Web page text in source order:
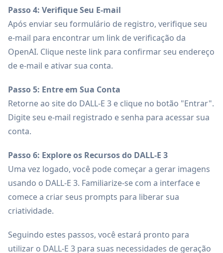
Passo 4: Verifique Seu E-mail
Após enviar seu formulário de registro, verifique seu
e-mail para encontrar um link de verificação da
OpenAI. Clique neste link para confirmar seu endereço
de e-mail e ativar sua conta.
Passo 5: Entre em Sua Conta
Retorne ao site do DALL-E 3 e clique no botão "Entrar".
Digite seu e-mail registrado e senha para acessar sua
conta.
Passo 6: Explore os Recursos do DALL-E 3
Uma vez logado, você pode começar a gerar imagens
usando o DALL-E 3. Familiarize-se com a interface e
comece a criar seus prompts para liberar sua
criatividade.
Seguindo estes passos, você estará pronto para
utilizar o DALL-E 3 para suas necessidades de geração